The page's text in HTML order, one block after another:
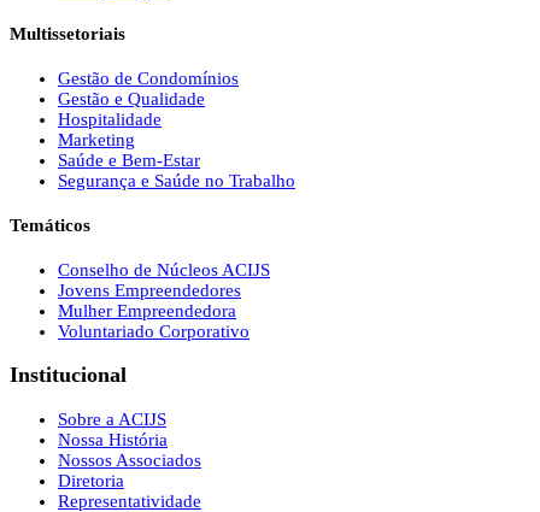
Multissetoriais
Gestão de Condomínios
Gestão e Qualidade
Hospitalidade
Marketing
Saúde e Bem-Estar
Segurança e Saúde no Trabalho
Temáticos
Conselho de Núcleos ACIJS
Jovens Empreendedores
Mulher Empreendedora
Voluntariado Corporativo
Institucional
Sobre a ACIJS
Nossa História
Nossos Associados
Diretoria
Representatividade